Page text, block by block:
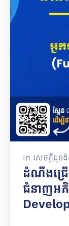
In សេចក្តីជូ
ដំណឹងជ្រើ
ជំនាញអភិ